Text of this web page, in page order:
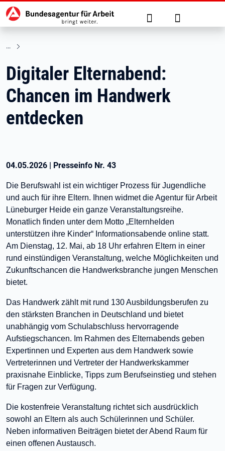
zu den Hauptinhalten springen
Hauptnavigation Suche Anmelden
Digitaler Elternabend:
Chancen im Handwerk
entdecken
04.05.2026 | Presseinfo Nr. 43
Die Berufswahl ist ein wichtiger Prozess für Jugendliche
und auch für ihre Eltern. Ihnen widmet die Agentur für Arbeit
Lüneburger Heide ein ganze Veranstaltungsreihe.
Monatlich finden unter dem Motto „Elternhelden
unterstützen ihre Kinder“ Informationsabende online statt.
Am Dienstag, 12. Mai, ab 18 Uhr erfahren Eltern in einer
rund einstündigen Veranstaltung, welche Möglichkeiten und
Zukunftschancen die Handwerksbranche jungen Menschen
bietet.
Das Handwerk zählt mit rund 130 Ausbildungsberufen zu
den stärksten Branchen in Deutschland und bietet
unabhängig vom Schulabschluss hervorragende
Aufstiegschancen. Im Rahmen des Elternabends geben
Expertinnen und Experten aus dem Handwerk sowie
Vertreterinnen und Vertreter der Handwerkskammer
praxisnahe Einblicke, Tipps zum Berufseinstieg und stehen
für Fragen zur Verfügung.
Die kostenfreie Veranstaltung richtet sich ausdrücklich
sowohl an Eltern als auch Schülerinnen und Schüler.
Neben informativen Beiträgen bietet der Abend Raum für
einen offenen Austausch.